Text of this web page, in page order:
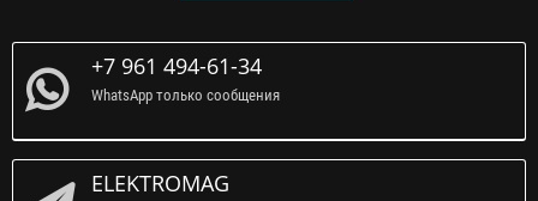
+7 961 494-61-34
WhatsApp только сообщения
ELEKTROMAG